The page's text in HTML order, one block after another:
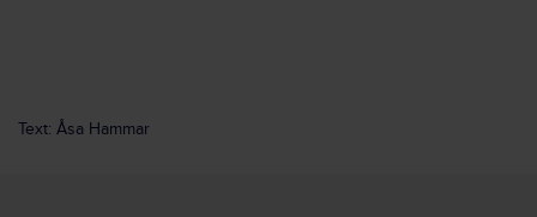
Text: Åsa Hammar